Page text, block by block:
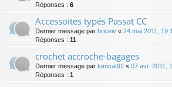
Réponses : 6
Accessoites typés Passat CC
Dernier message par briceiv « 24 mai 2011,
Réponses : 11
crochet accroche-bagages
Dernier message par tomcat92 « 07 avr. 2011,
Réponses : 1